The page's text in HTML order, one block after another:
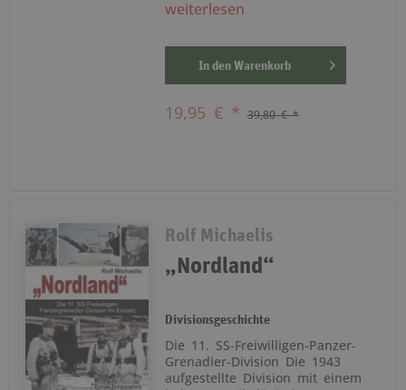
weiterlesen
In den Warenkorb
19,95 € * 39,80 € *
Rolf Michaelis
„Nordland“
Divisionsgeschichte
Die 11. SS-Freiwilligen-Panzer-
Grenadier-Division Die 1943
aufgestellte Division mit einem